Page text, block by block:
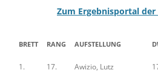
Zum Ergebnisportal der
BRETT RANG AUFSTELLUNG
1. 17. Awizio, Lutz